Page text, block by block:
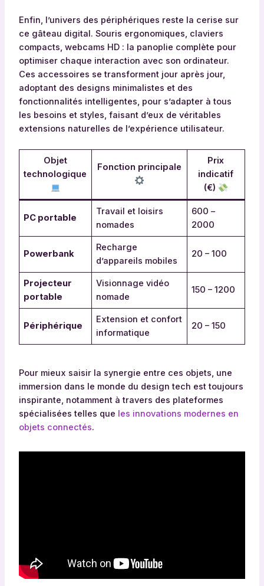
Enfin, l’univers des périphériques reste la cerise sur
ce gâteau digital. Souris ergonomiques, claviers
compacts, webcams HD : la panoplie complète pour
optimiser chaque interaction avec son ordinateur.
Ces accessoires se transforment jour après jour,
adoptant des designs minimalistes et des
fonctionnalités intelligentes, pour s’adapter à tous
les besoins et styles, faisant d’eux de véritables
extensions naturelles de l’expérience utilisateur.
Objet
technologique
Fonction principale
Prix
indicatif
(€)
PC portable
Travail et loisirs
nomades
600 –
2000
Powerbank
Recharge
d’appareils mobiles
20 – 100
Projecteur
portable
Visionnage vidéo
nomade
150 – 1200
Périphérique
Extension et confort
informatique
20 – 150
Pour mieux saisir la synergie entre ces objets, une
immersion dans le monde du design tech est toujours
inspirante, notamment à travers des plateformes
spécialisées telles que les innovations modernes en
objets connectés.